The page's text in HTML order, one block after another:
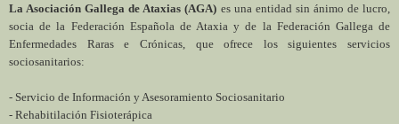
La Asociación Gallega de Ataxias (AGA) es una entidad sin ánimo de lucro,
socia de la Federación Española de Ataxia y de la Federación Gallega de
Enfermedades Raras e Crónicas, que ofrece los siguientes servicios
sociosanitarios:
- Servicio de Información y Asesoramiento Sociosanitario
- Rehabitilación Fisioterápica